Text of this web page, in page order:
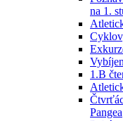
na 1.
1.B
Pangea